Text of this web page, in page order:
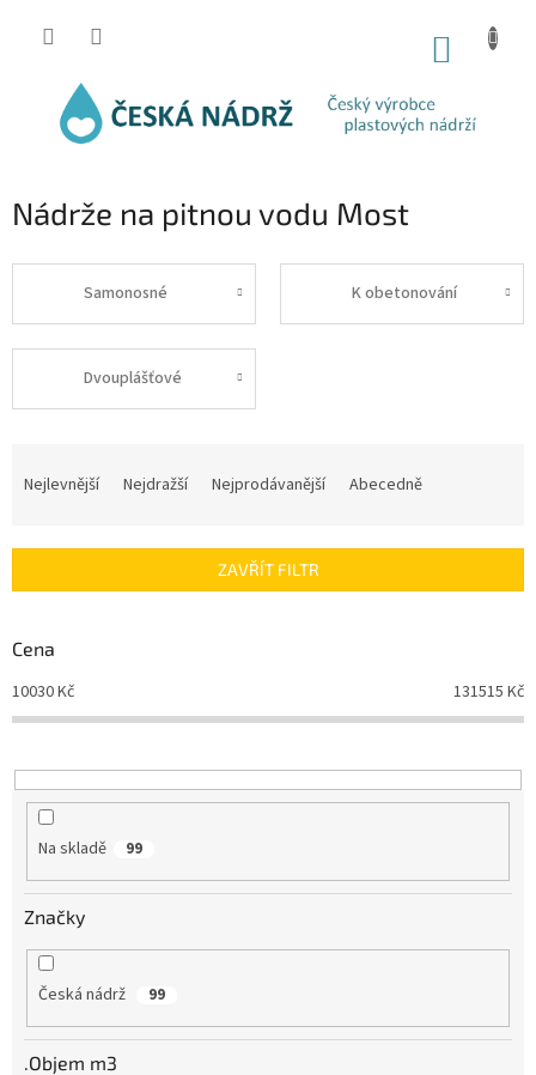
Nádrže na pitnou vodu Most
Samonosné K obetonování
Dvouplášťové
í
r
o
d
u
t
ů
Nejlevnější Nejdražší Nejprodávanější Abecedně
ZAVŘÍT FILTR
Cena
10030Kč 131515 Kč
Na skladě 99
Značky
Česká nádrž 99
.Objem m3